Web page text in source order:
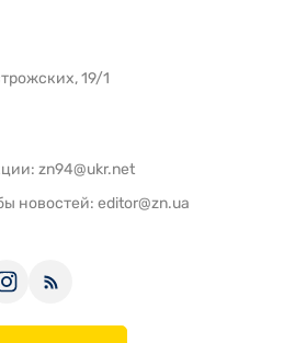
19/1
zn94@ukr.net
новостей: editor@zn.ua